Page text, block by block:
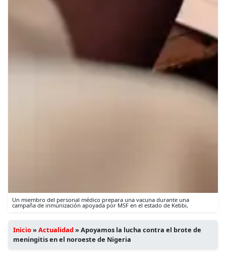
Un miembro del personal médico prepara una vacuna durante una
campaña de inmunización apoyada por MSF en el estado de Kebbi,
Inicio»Actualidad»Apoyamos la lucha contra el brote de
meningitis en el noroeste de Nigeria